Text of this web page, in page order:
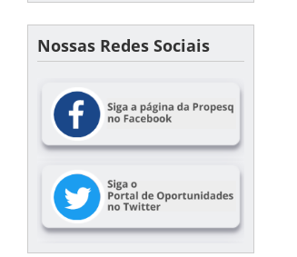
Nossas Redes Sociais